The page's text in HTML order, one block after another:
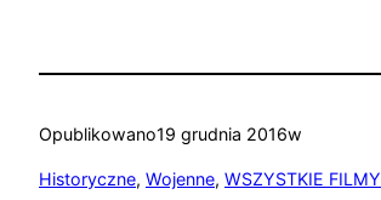
Opublikowano19 grudnia 2016w
Historyczne, Wojenne, WSZYSTKIE FILMY